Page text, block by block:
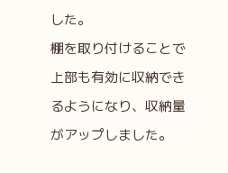
した。
棚を取り付けることで
上部も有効に収納でき
るようになり、収納量
がアップしました。